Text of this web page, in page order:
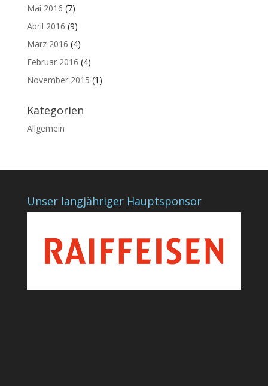
Mai 2016 (7)
April 2016 (9)
März 2016 (4)
Februar 2016 (4)
November 2015 (1)
Kategorien
Allgemein
Unser langjähriger Hauptsponsor